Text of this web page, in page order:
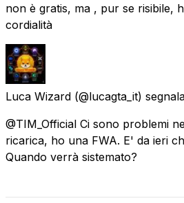
non è gratis, ma , pur se risibile,
cordialità
Luca Wizard (@lucagta_it)
@TIM_Official Ci sono problemi
ricarica, ho una FWA. E' da ieri
Quando verrà sistemato?